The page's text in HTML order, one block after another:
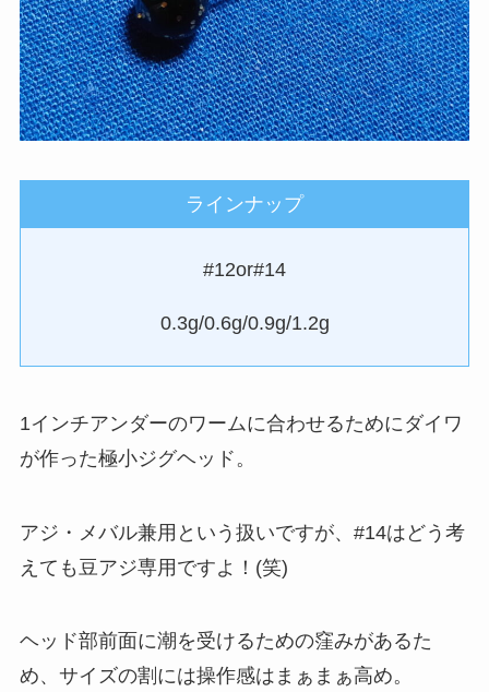
ラインナップ
#12or#14
0.3g/0.6g/0.9g/1.2g
1インチアンダーのワームに合わせるためにダイワ
が作った極小ジグヘッド。
アジ・メバル兼用という扱いですが、#14はどう考
えても豆アジ専用ですよ！(笑)
ヘッド部前面に潮を受けるための窪みがあるた
め、サイズの割には操作感はまぁまぁ高め。